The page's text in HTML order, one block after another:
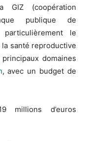
GIZ (coopération
publique de
le
santé reproductive
domaines
, avec un budget de
millions d’euros